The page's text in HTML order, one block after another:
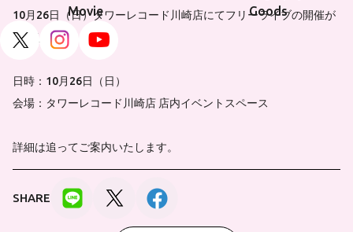
Movie
Goods
10月26日（日）タワーレコード川崎店にてフリーライブの開催が
決定しました！
日時：10月26日（日）
会場：タワーレコード川崎店 店内イベントスペース
詳細は追ってご案内いたします。
SHARE